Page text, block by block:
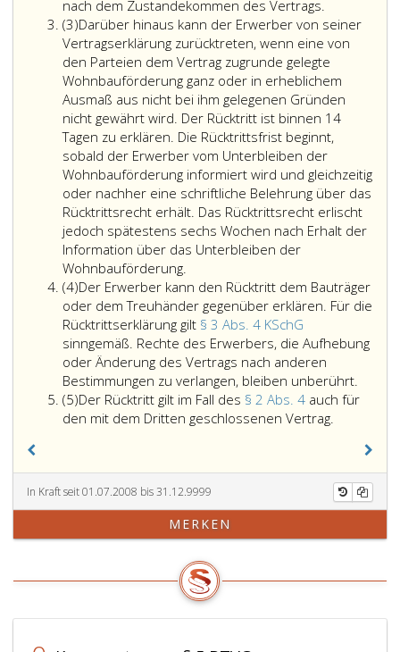
Paragraph
7,
Absatz
6,
Ziffer
3,
Litera
c,
;,
vorgesehenen
Wortlaut
der
ihm
auszustellenden
Sicherheit;
9
und
10)
erfüllt
werden
soll,
gegebenenfalls
den
vorgesehenen
Wortlaut
der
nach
Paragraph
Absatz
4,
nach dem Zustandekommen des Vertrags.
Rücktritt
kann
bis
zum
des
Vertrags
oder
danach
binnen
14
Tagen
Die
mit
dem
Tag,
an
dem
Erwerber
die
Absatz
sowie
Belehrung
(3)Absatz
3
Darüber hinaus kann der Erwerber von seiner
Vertragserklärung zurücktreten, wenn eine von
den Parteien dem Vertrag zugrunde gelegte
Wohnbauförderung ganz oder in erheblichem
Ausmaß aus nicht bei ihm gelegenen Gründen
nicht gewährt wird. Der Rücktritt ist binnen 14
Tagen zu erklären. Die Rücktrittsfrist beginnt,
sobald der Erwerber vom Unterbleiben der
Wohnbauförderung informiert wird und gleichzeitig
oder nachher eine schriftliche Belehrung über das
Rücktrittsrecht erhält. Das Rücktrittsrecht erlischt
jedoch spätestens sechs Wochen nach Erhalt der
Information über das Unterbleiben der
Wohnbauförderung.
(4)Absatz
4
Der Erwerber kann den Rücktritt dem Bauträger
oder dem Treuhänder gegenüber erklären. Für die
Rücktrittserklärung gilt § 3 Abs. 4 KSchG
sinngemäß. Rechte des Erwerbers, die Aufhebung
oder Änderung des Vertrags nach anderen
Bestimmungen zu verlangen, bleiben unberührt.
dem
oder
die
(5)Absatz
5
Der Rücktritt gilt im Fall des § 2 Abs. 4 auch für
den mit dem Dritten geschlossenen Vertrag.
im
Fall
des
4,
für
In Kraft seit 01.07.2008 bis 31.12.9999
MERKEN